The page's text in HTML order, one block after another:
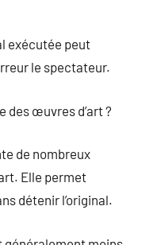
exécutée peut
le spectateur.
des œuvres d’art ?
de nombreux
Elle permet
détenir l’original.